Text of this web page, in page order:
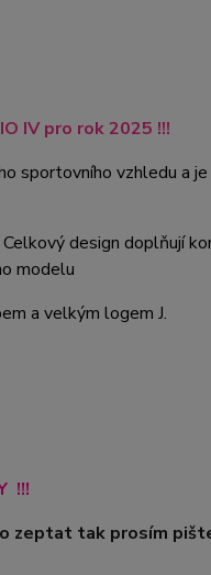
IV pro rok 2025 !!!
sportovního vzhledu a
Celkový design doplňují
modelu
a velkým logem J.
!!!
zeptat tak prosím